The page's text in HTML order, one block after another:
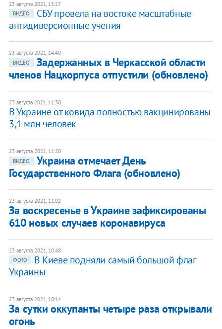
23 августа 2021, 15:27
ВИДЕО
СБУ провела на востоке масштабные
антидиверсионные учения
23 августа 2021, 14:40
ВИДЕО
Задержанных в Черкасской области
членов Нацкорпуса отпустили (обновлено)
23 августа 2021, 11:30
В Украине от ковида полностью вакцинированы
3,1 млн человек
23 августа 2021, 11:20
ВИДЕО
Украина отмечает День
Государственного Флага (обновлено)
23 августа 2021, 11:02
За воскресенье в Украине зафиксированы
610 новых случаев коронавируса
23 августа 2021, 10:48
ФОТО
В Киеве подняли самый большой флаг
Украины
23 августа 2021, 10:14
За сутки оккупанты четыре раза открывали
огонь